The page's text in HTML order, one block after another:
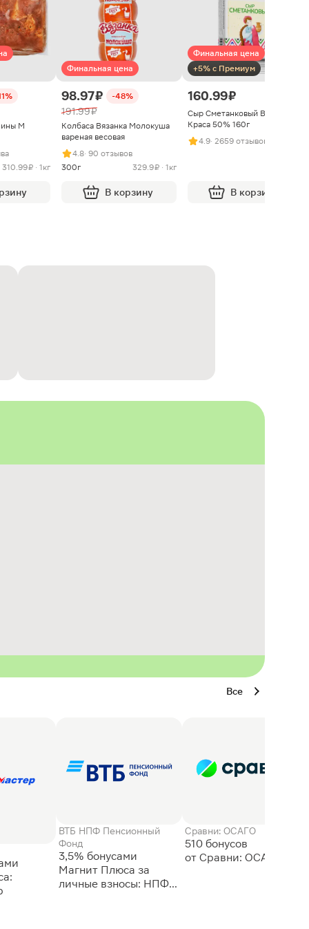
М
310.99 ₽ · 1кг
Финальная цена
98.97 ₽ -48%
191.99 ₽
Колбаса Вязанка Молокуша
вареная весовая
4.8· 90 отзывов
300г
329.9 ₽ · 1кг
В корзину
Финальная цена
+5% с Премиум
160.99 ₽
Сыр Сметанковый Варвара
Краса 50% 160г
4.9· 2659 отзывов
В корзину
Все
ВТБ НПФ Пенсионный
Фонд
3,5% бонусами
Магнит Плюса за
личные взносы: НПФ
Сравни: ОСАГО
510 бонусов